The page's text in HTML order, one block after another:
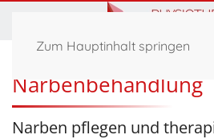
Zum Hauptinhalt springen
Narbenbehandlung
Narben pflegen und